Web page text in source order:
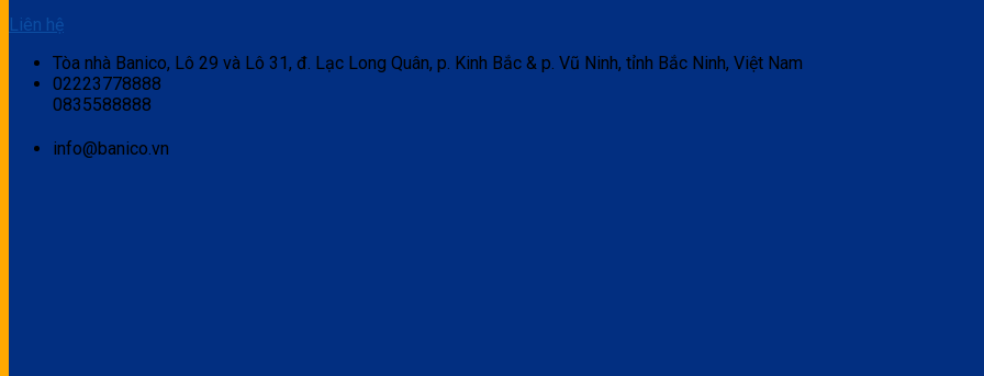
Liên hệ
Tòa nhà Banico, Lô 29 và Lô 31, đ. Lạc Long Quân, p. Kinh Bắc & p. Vũ Ninh, tỉnh Bắc Ninh, Việt Nam
02223778888
0835588888
info@banico.vn